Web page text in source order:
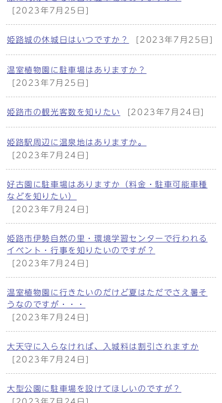
[2023年7月25日]
姫路城の休城日はいつですか？ [2023年7月25日]
温室植物園に駐車場はありますか？
[2023年7月25日]
姫路市の観光客数を知りたい [2023年7月24日]
姫路駅周辺に温泉地はありますか。
[2023年7月24日]
好古園に駐車場はありますか（料金・駐車可能車種
などを知りたい）
[2023年7月24日]
姫路市伊勢自然の里・環境学習センターで行われる
イベント・行事を知りたいのですが？
[2023年7月24日]
温室植物園に行きたいのだけど夏はただでさえ暑そ
うなのですが・・・
[2023年7月24日]
大天守に入らなければ、入城料は割引されますか
[2023年7月24日]
大型公園に駐車場を設けてほしいのですが？
[2023年7月24日]